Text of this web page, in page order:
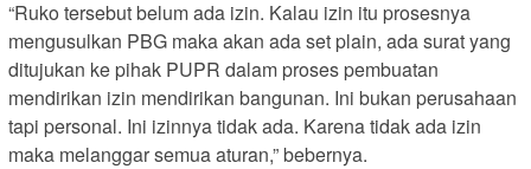
“Ruko tersebut belum ada izin. Kalau izin itu prosesnya
mengusulkan PBG maka akan ada set plain, ada surat yang
ditujukan ke pihak PUPR dalam proses pembuatan
mendirikan izin mendirikan bangunan. Ini bukan perusahaan
tapi personal. Ini izinnya tidak ada. Karena tidak ada izin
maka melanggar semua aturan,” bebernya.